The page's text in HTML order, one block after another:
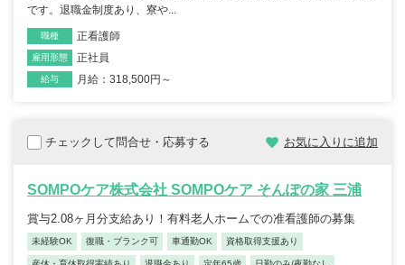
です。退職金制度あり、寮や...
職種 正看護師
雇用形態 正社員
給与 月給：318,500円～
チェックして問合せ・応募する お気に入りに追加
SOMPOケア株式会社 SOMPOケア そんぽの家 三浦
賞与2.08ヶ月分支給あり！有料老人ホームでの准看護師の募集
未経験OK 復職・ブランク可 車通勤OK 資格取得支援あり